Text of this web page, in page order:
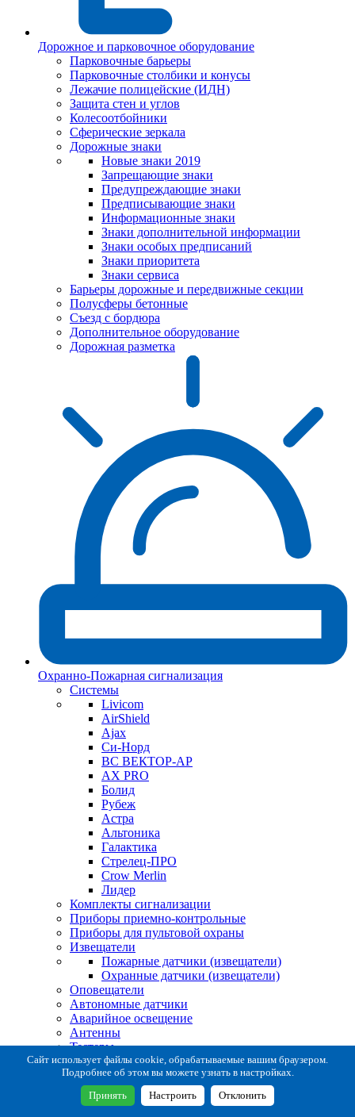
Дорожное и парковочное оборудование
Парковочные барьеры
Парковочные столбики и конусы
Лежачие полицейские (ИДН)
Защита стен и углов
Колесоотбойники
Сферические зеркала
Дорожные знаки
Новые знаки 2019
Запрещающие знаки
Предупреждающие знаки
Предписывающие знаки
Информационные знаки
Знаки дополнительной информации
Знаки особых предписаний
Знаки приоритета
Знаки сервиса
Барьеры дорожные и передвижные секции
Полусферы бетонные
Съезд с бордюра
Дополнительное оборудование
Дорожная разметка
Охранно-Пожарная сигнализация
Системы
Livicom
AirShield
Ajax
Си-Норд
ВС ВЕКТОР-АР
AX PRO
Болид
Рубеж
Астра
Альтоника
Галактика
Стрелец-ПРО
Crow Merlin
Лидер
Комплекты сигнализации
Приборы приемно-контрольные
Приборы для пультовой охраны
Извещатели
Пожарные датчики (извещатели)
Охранные датчики (извещатели)
Оповещатели
Автономные датчики
Аварийное освещение
Антенны
Тестеры
Система сбора извещений
Расходные и монтажные материалы
Коробки коммутационные
Кронштейны для извещателей
Сайт использует файлы cookie, обрабатываемые вашим браузером.
Подробнее об этом вы можете узнать в настройках.
Принять Настроить Отклонить